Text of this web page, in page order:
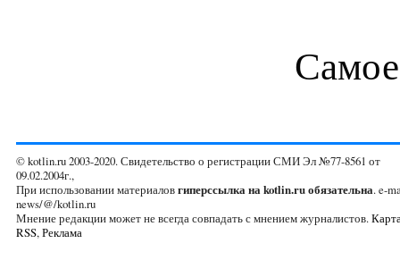
© kotlin.ru 2003-2020. Свидетельство о регистрации СМИ Эл №77-8561 от
09.02.2004г.,
При использовании материаловгиперссылка на kotlin.ru обязательна. e-
news/@/kotlin.ru
Мнение редакции может не всегда совпадать с мнением журналистов.
RSS,Реклама